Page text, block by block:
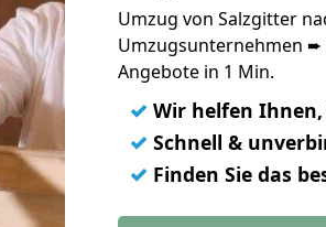
Umzug von Salzgitter
Umzugsunternehmen ➨
Angebote in 1 Min.
✓ Wir helfen
✓ Schnell &
✓ Finden Sie das